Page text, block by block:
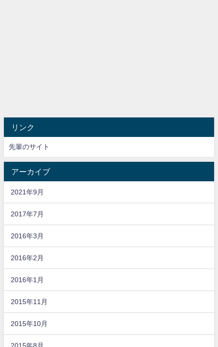
リンク
先輩のサイト
アーカイブ
2021年9月
2017年7月
2016年3月
2016年2月
2016年1月
2015年11月
2015年10月
2015年8月